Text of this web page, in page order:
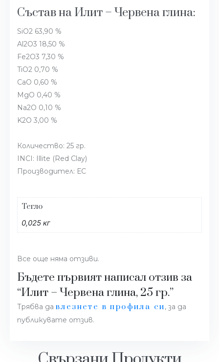
Състав на Илит – Червена глина:
SiO2 63,90 %
Al2O3 18,50 %
Fe2O3 7,30 %
TiO2 0,70 %
CaO 0,60 %
MgO 0,40 %
Na2O 0,10 %
K2O 3,00 %
Количество: 25 гр.
INCI: Illite (Red Clay)
Производител: ЕС
Тегло
0,025 кг
Все още няма отзиви.
Бъдете първият написал отзив за
“Илит – Червена глина, 25 гр.”
Трябва да влезнете в профила си, за да
публикувате отзив.